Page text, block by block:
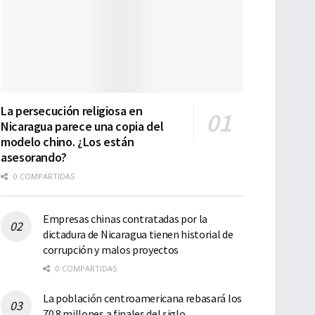
La persecución religiosa en
Nicaragua parece una copia del
modelo chino. ¿Los están
asesorando?
0 COMPARTIDAS
Empresas chinas contratadas por la
dictadura de Nicaragua tienen historial de
corrupción y malos proyectos
0 COMPARTIDAS
La población centroamericana rebasará los